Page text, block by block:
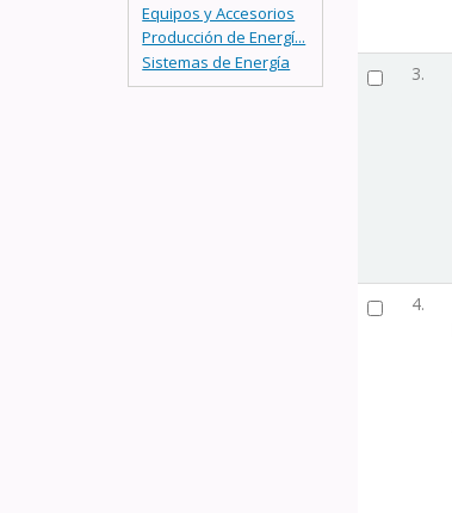
Equipos y Accesorios
Producción de Energí...
Sistemas de Energía
3.
4.